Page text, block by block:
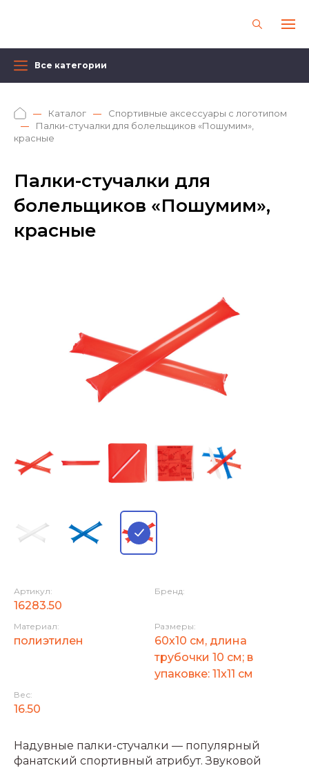
Все категории
Каталог
Спортивные аксессуары с логотипом
Палки-стучалки для болельщиков «Пошумим»,
красные
Палки-стучалки для
болельщиков «Пошумим»,
красные
Артикул:
16283.50
Бренд:
Материал:
полиэтилен
Размеры:
60х10 см, длина
трубочки 10 см; в
упаковке: 11x11 см
Вес:
16.50
Надувные палки-стучалки — популярный
фанатский спортивный атрибут. Звуковой